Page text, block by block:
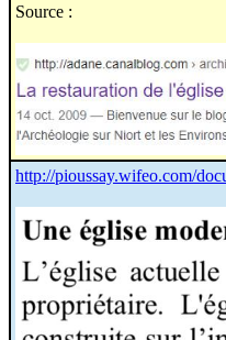
Source :
http://pioussay.wifeo.com/